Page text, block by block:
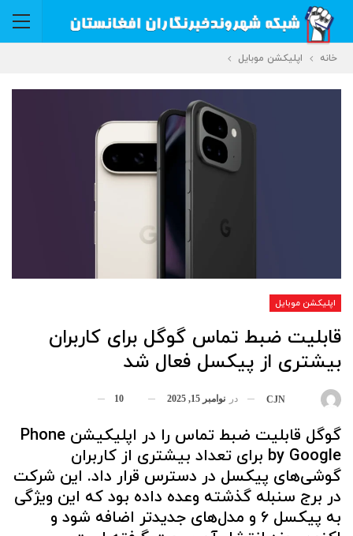
خانه اپلیکشن موبایل
اپلیکشن موبایل
قابلیت ضبط تماس گوگل برای کاربران
بیشتری از پیکسل فعال شد
CJN در نوامبر 15, 2025 10
گوگل قابلیت ضبط تماس را در اپلیکیشن Phone
by Google برای تعداد بیشتری از کاربران
گوشی‌های پیکسل در دسترس قرار داد. این شرکت
در برج سنبله گذشته وعده داده بود که این ویژگی
به پیکسل ۶ و مدل‌های جدیدتر اضافه شود و